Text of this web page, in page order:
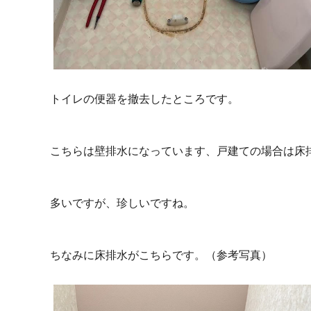
トイレの便器を撤去したところです。
こちらは壁排水になっています、戸建ての場合は床
多いですが、珍しいですね。
ちなみに床排水がこちらです。（参考写真）